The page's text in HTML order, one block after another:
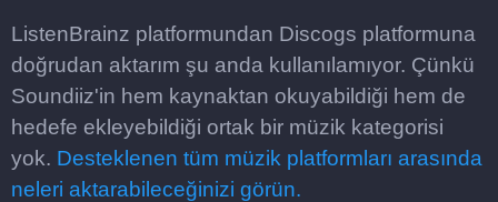
ListenBrainz platformundan Discogs platformuna
doğrudan aktarım şu anda kullanılamıyor. Çünkü
Soundiiz'in hem kaynaktan okuyabildiği hem de
hedefe ekleyebildiği ortak bir müzik kategorisi
yok. Desteklenen tüm müzik platformları arasında
neleri aktarabileceğinizi görün.